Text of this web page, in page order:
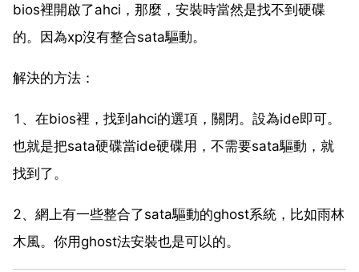
bios裡開啟了ahci，那麼，安裝時當然是找不到硬碟
的。因為xp沒有整合sata驅動。
解決的方法：
1、在bios裡，找到ahci的選項，關閉。設為ide即可。
也就是把sata硬碟當ide硬碟用，不需要sata驅動，就
找到了。
2、網上有一些整合了sata驅動的ghost系統，比如雨林
木風。你用ghost法安裝也是可以的。